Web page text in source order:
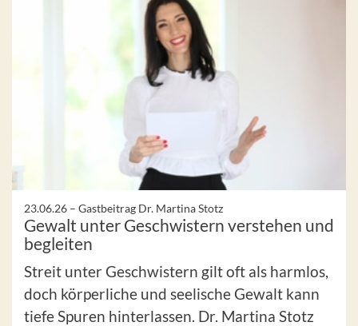
23.06.26 – Gastbeitrag Dr. Martina Stotz
Gewalt unter Geschwistern verstehen und
begleiten
Streit unter Geschwistern gilt oft als harmlos,
doch körperliche und seelische Gewalt kann
tiefe Spuren hinterlassen. Dr. Martina Stotz